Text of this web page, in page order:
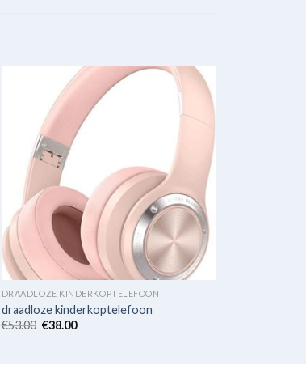
DRAADLOZE KINDERKOPTELEFOON
draadloze kinderkoptelefoon
€53.00 €38.00